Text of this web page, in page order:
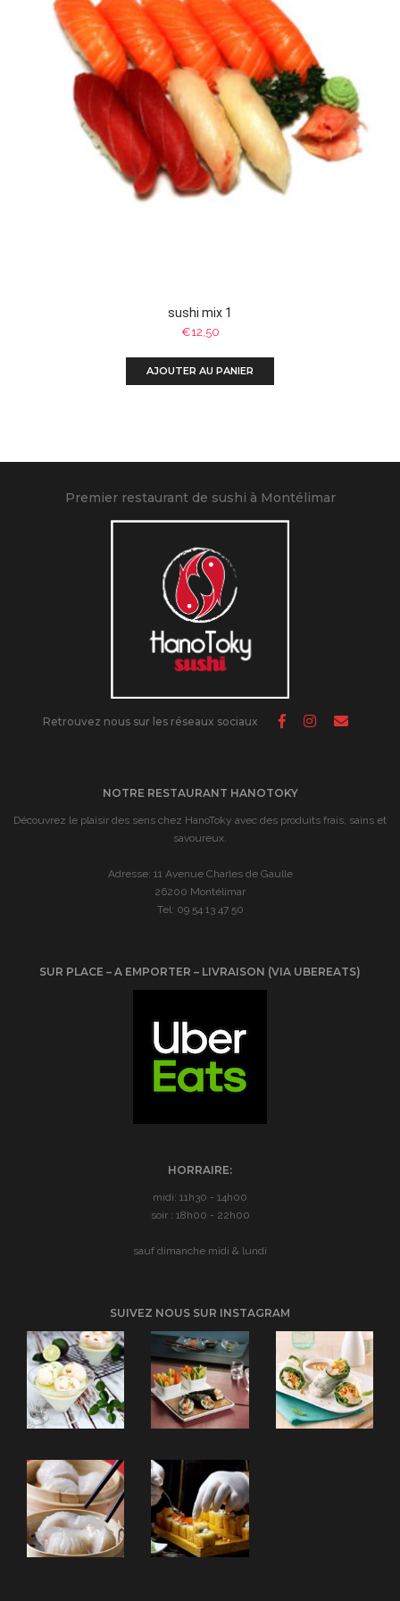
sushi mix 1
€12,50
AJOUTER AU PANIER
Premier restaurant de sushi à Montélimar
Retrouvez nous sur les réseaux sociaux
NOTRE RESTAURANT HANOTOKY
Découvrez le plaisir des sens chez HanoToky avec des produits frais, sains et
savoureux.
Adresse: 11 Avenue Charles de Gaulle
26200 Montélimar
Tel: 09 54 13 47 50
SUR PLACE – A EMPORTER – LIVRAISON (VIA UBEREATS)
HORRAIRE:
midi: 11h30 - 14h00
soir : 18h00 - 22h00
sauf dimanche midi & lundi
SUIVEZ NOUS SUR INSTAGRAM